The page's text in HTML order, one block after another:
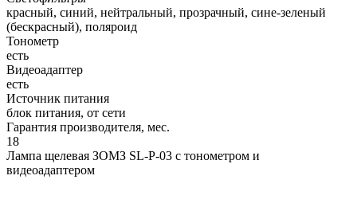
красный, синий, нейтральный, прозрачный, сине-зеленый
(бескрасный), поляроид
Тонометр
есть
Видеоадаптер
есть
Источник питания
блок питания, от сети
Гарантия производителя, мес.
18
Лампа щелевая ЗОМЗ SL-P-03 с тонометром и
видеоадаптером